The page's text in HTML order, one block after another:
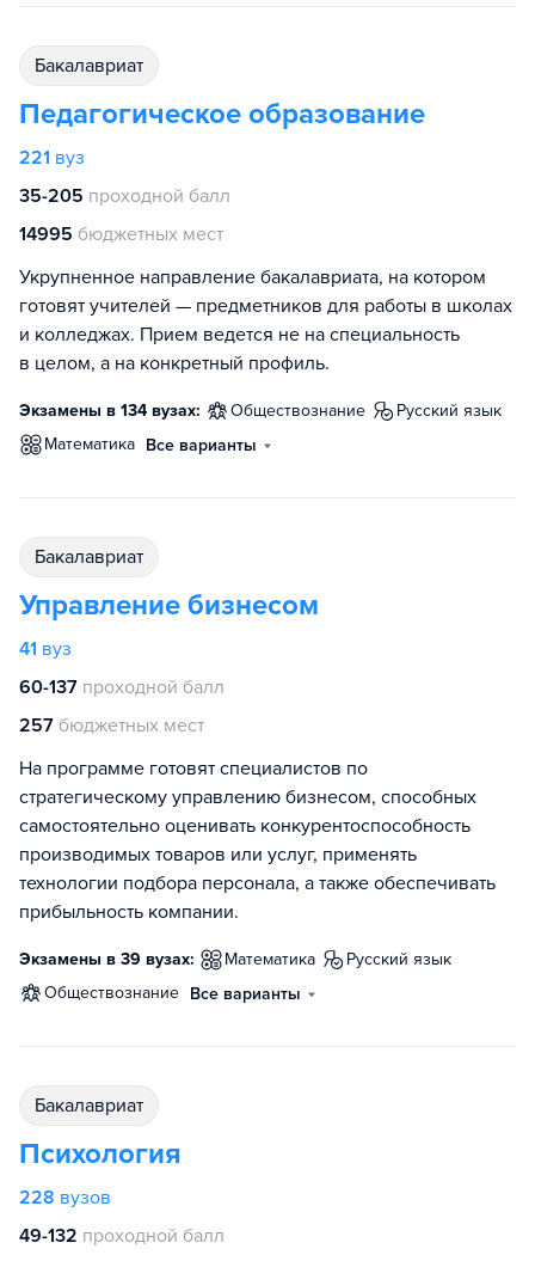
бакалавриат
Педагогическое образование
221 вуз
35-205 проходной балл
14995 бюджетных мест
Укрупненное направление бакалавриата, на котором
готовят учителей — предметников для работы в школах
и колледжах. Прием ведется не на специальность
в целом, а на конкретный профиль.
Экзамены в 134 вузах: обществознание
русский язык
математика Все варианты
бакалавриат
Управление бизнесом
41 вуз
60-137 проходной балл
257 бюджетных мест
На программе готовят специалистов по
стратегическому управлению бизнесом, способных
самостоятельно оценивать конкурентоспособность
производимых товаров или услуг, применять
технологии подбора персонала, а также обеспечивать
прибыльность компании.
Экзамены в 39 вузах: математика
русский язык
обществознание Все варианты
бакалавриат
Психология
228 вузов
49-132 проходной балл